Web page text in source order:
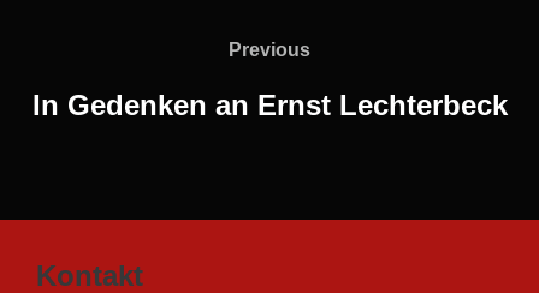
Previous
Previous
In Gedenken an Ernst Lechterbeck
Kontakt